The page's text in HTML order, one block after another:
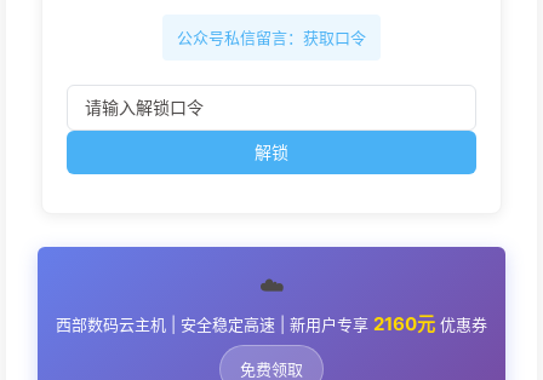
公众号私信留言：获取口令
解锁
☁️
西部数码云主机 | 安全稳定高速 | 新用户专享 2160元 优惠券
免费领取